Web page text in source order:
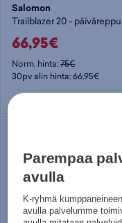
Salomon
Trailblazer 20 - päiväreppu
66,95€
Norm. hinta:75€
30pv alin hinta: 66,95€
Parempaa
avulla
K-ryhmä
avulla palvelumme